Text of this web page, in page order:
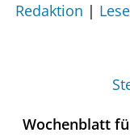
Redaktion
Wochenblatt